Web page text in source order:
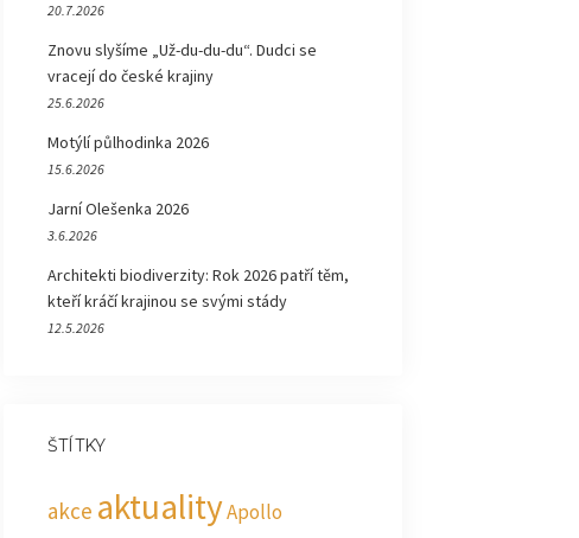
20.7.2026
Znovu slyšíme „Už-du-du-du“. Dudci se
vracejí do české krajiny
25.6.2026
Motýlí půlhodinka 2026
15.6.2026
Jarní Olešenka 2026
3.6.2026
Architekti biodiverzity: Rok 2026 patří těm,
kteří kráčí krajinou se svými stády
12.5.2026
ŠTÍTKY
akce aktualityApollo